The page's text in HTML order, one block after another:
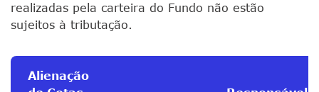
realizadas pela carteira do Fundo não estão
sujeitos à tributação.
Alienação